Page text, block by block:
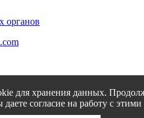
органов
для хранения данных.
согласие на работу с этими